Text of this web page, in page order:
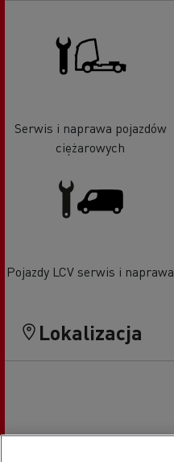
Serwis i naprawa pojazdów
ciężarowych
Pojazdy LCV serwis i naprawa
Lokalizacja